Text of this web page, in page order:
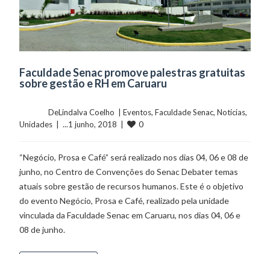
Faculdade Senac promove palestras gratuitas
sobre gestão e RH em Caruaru
	    	DeLindalva Coelho  |
Eventos, Faculdade Senac, Notícias
Unidades
  |  ...1 junho, 2018  |
0
“Negócio, Prosa e Café” será realizado nos dias 04, 06 e 08 de
junho, no Centro de Convenções do Senac Debater temas
atuais sobre gestão de recursos humanos. Este é o objetivo
do evento Negócio, Prosa e Café, realizado pela unidade
vinculada da Faculdade Senac em Caruaru, nos dias 04, 06 e
08 de junho.